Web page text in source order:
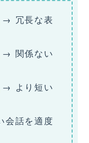
冗長な表
関係ない
より短い
話を適度